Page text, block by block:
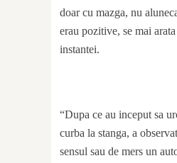
doar cu mazga, nu
erau pozitive, se mai
instantei.
“Dupa ce au inceput sa
curba la stanga, a
sensul sau de mers un